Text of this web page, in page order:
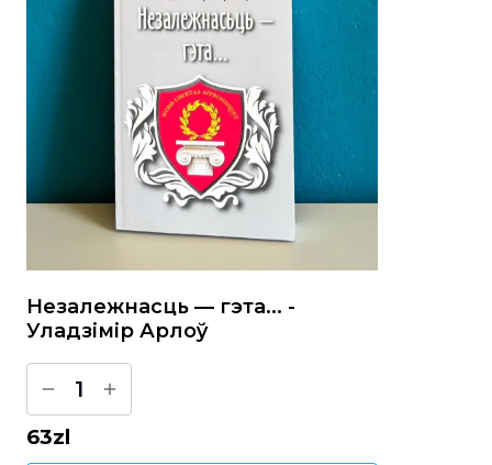
Незалежнасць — гэта... -
Уладзімір Арлоў
1
63zl